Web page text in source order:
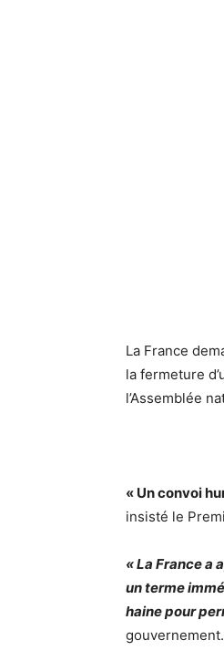
La France
la fermeture
l’Assemblée
« Un convoi
insisté le
« La France a
un terme
haine pour
gouvernement.